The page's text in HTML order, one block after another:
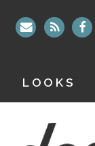
LOOKS